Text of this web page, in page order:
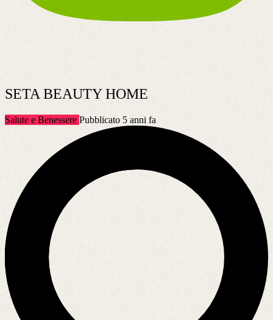
SETA BEAUTY HOME
Salute e Benessere Pubblicato 5 anni fa